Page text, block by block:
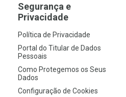
Segurança e
Privacidade
Política de Privacidade
Portal do Titular de Dados
Pessoais
Como Protegemos os Seus
Dados
Configuração de Cookies